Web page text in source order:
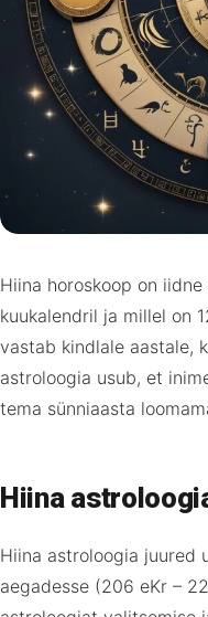
Hiina horoskoop on
kuukalendril ja millel on
vastab kindlale aastale,
astroloogia usub, et
tema sünniaasta
Hiina
Hiina astroloogia juured
aegadesse (206 eKr –